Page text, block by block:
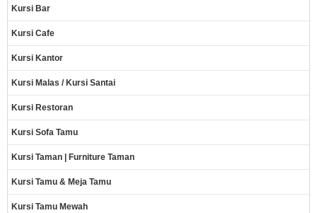
Kursi Bar
Kursi Cafe
Kursi Kantor
Kursi Malas / Kursi Santai
Kursi Restoran
Kursi Sofa Tamu
Kursi Taman | Furniture Taman
Kursi Tamu & Meja Tamu
Kursi Tamu Mewah